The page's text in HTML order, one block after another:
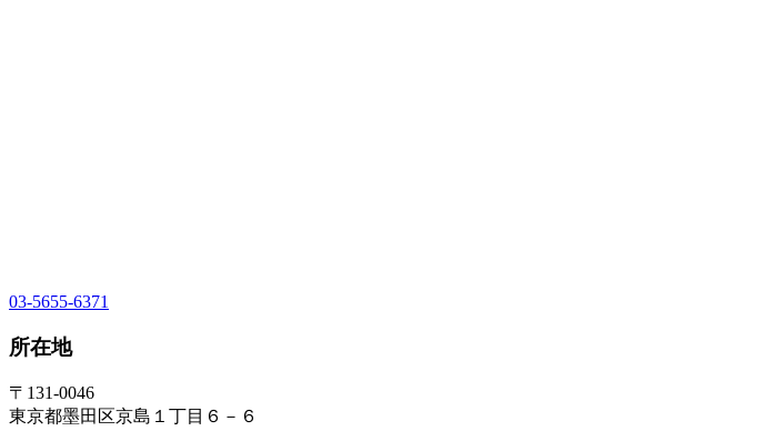
03-5655-6371
所在地
〒131-0046
東京都墨田区京島１丁目６－６